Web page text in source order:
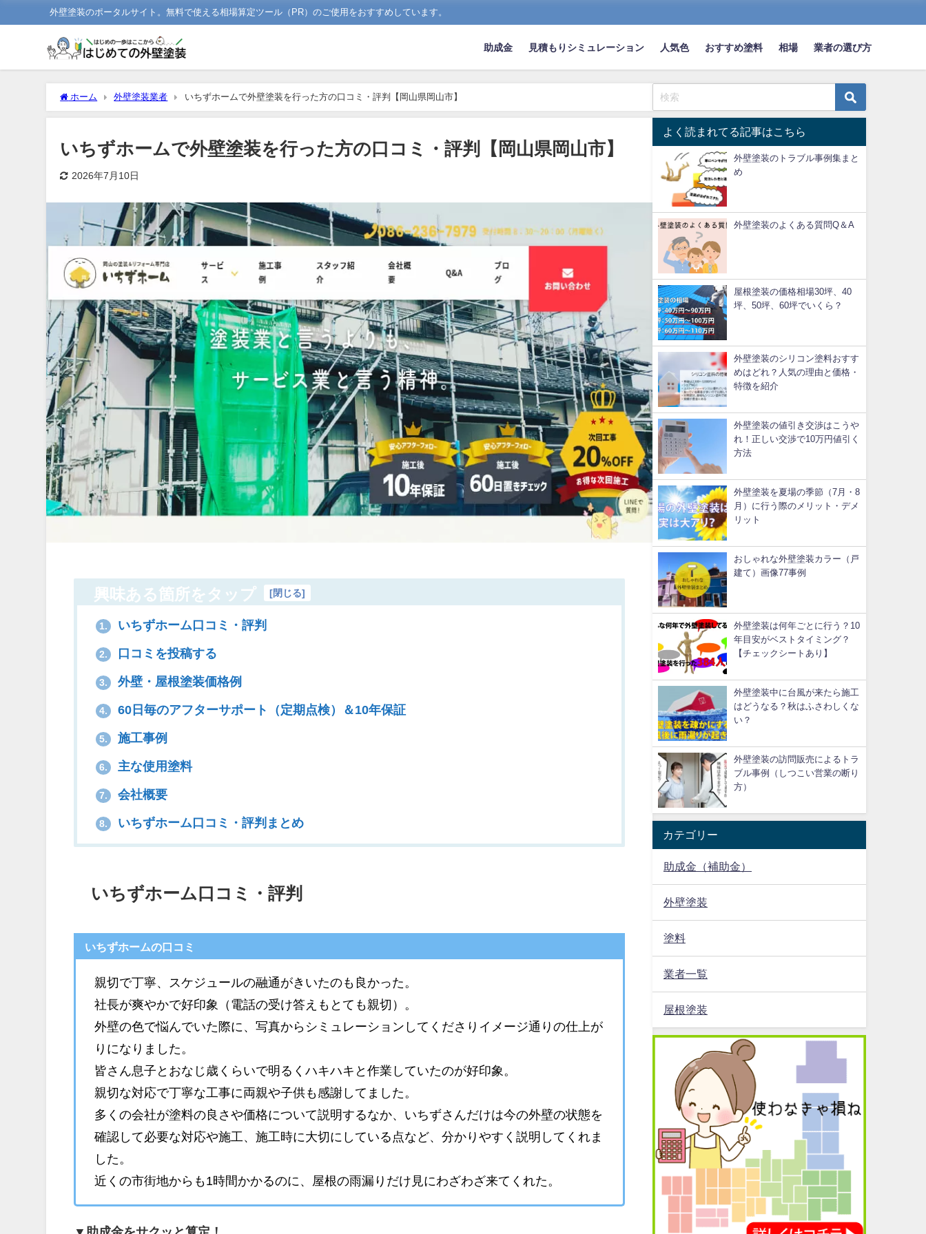
外壁塗装のポータルサイト。無料で使える相場算定ツール（PR）のご使用をおすすめしています。
助成金 見積もりシミュレーション 人気色 おすすめ塗料 相場 業者の選び方
ホーム 外壁塗装業者 いちずホームで外壁塗装を行った方の口コミ・評判【岡山県岡山市】
いちずホームで外壁塗装を行った方の口コミ・評判【岡山県岡山市】
2026年7月10日
興味ある箇所をタップ [閉じる]
1. いちずホーム口コミ・評判
2. 口コミを投稿する
3. 外壁・屋根塗装価格例
4. 60日毎のアフターサポート（定期点検）＆10年保証
5. 施工事例
6. 主な使用塗料
7. 会社概要
8. いちずホーム口コミ・評判まとめ
いちずホーム口コミ・評判
いちずホームの口コミ
親切で丁寧、スケジュールの融通がきいたのも良かった。
社長が爽やかで好印象（電話の受け答えもとても親切）。
外壁の色で悩んでいた際に、写真からシミュレーションしてくださりイメージ通りの仕上が
りになりました。
皆さん息子とおなじ歳くらいで明るくハキハキと作業していたのが好印象。
親切な対応で丁寧な工事に両親や子供も感謝してました。
多くの会社が塗料の良さや価格について説明するなか、いちずさんだけは今の外壁の状態を
確認して必要な対応や施工、施工時に大切にしている点など、分かりやすく説明してくれま
した。
近くの市街地からも1時間かかるのに、屋根の雨漏りだけ見にわざわざ来てくれた。
よく読まれてる記事はこちら
外壁塗装のトラブル事例集まと
め
外壁塗装のよくある質問Q＆A
屋根塗装の価格相場30坪、40
坪、50坪、60坪でいくら？
外壁塗装のシリコン塗料おすす
めはどれ？人気の理由と価格・
特徴を紹介
外壁塗装の値引き交渉はこうや
れ！正しい交渉で10万円値引く
方法
外壁塗装を夏場の季節（7月・8
月）に行う際のメリット・デメ
リット
おしゃれな外壁塗装カラー（戸
建て）画像77事例
外壁塗装は何年ごとに行う？10
年目安がベストタイミング？
【チェックシートあり】
外壁塗装中に台風が来たら施工
はどうなる？秋はふさわしくな
い？
外壁塗装の訪問販売によるトラ
ブル事例（しつこい営業の断り
方）
カテゴリー
助成金（補助金）
外壁塗装
塗料
業者一覧
屋根塗装